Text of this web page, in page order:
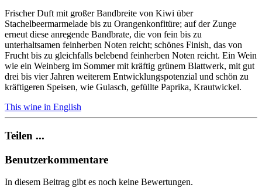
Frischer Duft mit großer Bandbreite von Kiwi über
Stachelbeermarmelade bis zu Orangenkonfitüre; auf der Zunge
erneut diese anregende Bandbrate, die von fein bis zu
unterhaltsamen feinherben Noten reicht; schönes Finish, das von
Frucht bis zu gleichfalls belebend feinherben Noten reicht. Ein Wein
wie ein Weinberg im Sommer mit kräftig grünem Blattwerk, mit gut
drei bis vier Jahren weiterem Entwicklungspotenzial und schön zu
kräftigeren Speisen, wie Gulasch, gefüllte Paprika, Krautwickel.
This wine in English
Teilen ...
Benutzerkommentare
In diesem Beitrag gibt es noch keine Bewertungen.